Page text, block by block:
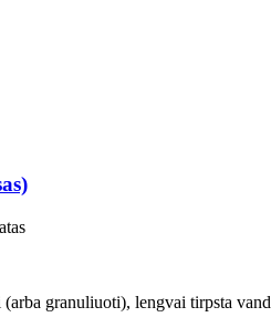
granuliuoti), lengvai tirpsta